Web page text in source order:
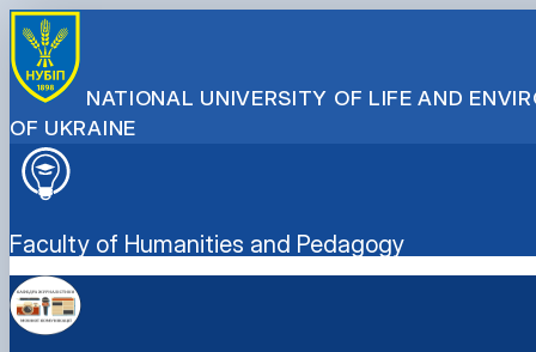
NATIONAL UNIVERSITY OF LIFE AND
OF UKRAINE
Faculty of Humanities and Pedagogy